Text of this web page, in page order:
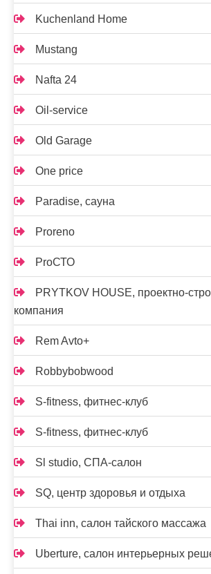
Kuchenland Home
Mustang
Nafta 24
Oil-service
Old Garage
One price
Paradise, сауна
Proreno
ProСТО
PRYTKOV HOUSE, проектно-
компания
Rem Avto+
Robbybobwood
S-fitness, фитнес-клуб
S-fitness, фитнес-клуб
Sl studio, СПА-салон
SQ, центр здоровья и отдыха
Thai inn, салон тайского массажа
Uberture, салон интерьерных